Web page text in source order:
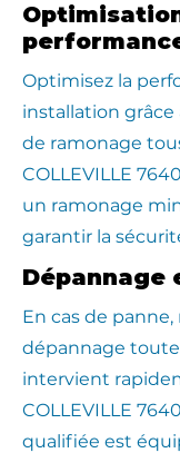
Optimisez la
installation grâce
de ramonage
COLLEVILLE
un ramonage
garantir la
Dépannage
En cas de
dépannage
intervient
COLLEVILLE
qualifiée est